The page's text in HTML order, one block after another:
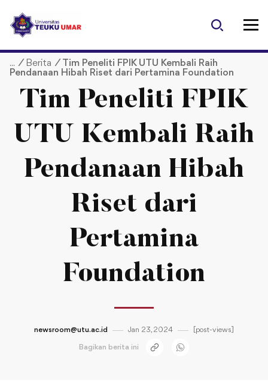
p
/ Berita / Tim Peneliti FPIK UTU Kembali Raih
Pendanaan Hibah Riset dari Pertamina Foundation
Tim Peneliti FPIK
UTU Kembali Raih
Pendanaan Hibah
Riset dari
Pertamina
Foundation
newsroom@utu.ac.id Jan 23, 2024 [post-views]
Bagikan berita ini